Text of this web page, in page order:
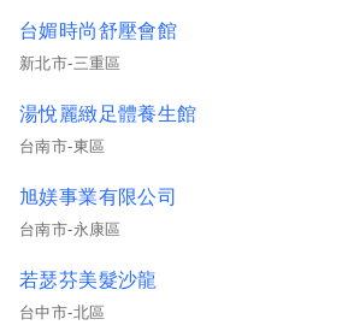
台媚時尚舒壓會館
新北市-三重區
湯悅麗緻足體養生館
台南市-東區
旭媄事業有限公司
台南市-永康區
若瑟芬美髮沙龍
台中市-北區